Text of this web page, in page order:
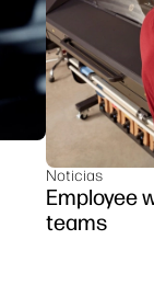
Noticias
Employee
teams